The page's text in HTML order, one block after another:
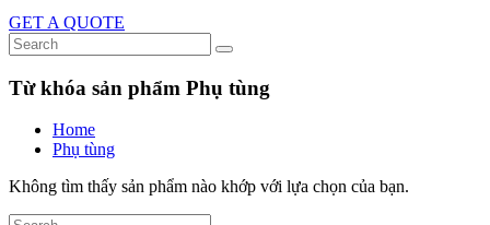
GET A QUOTE
Từ khóa sản phẩm Phụ tùng
Home
Phụ tùng
Không tìm thấy sản phẩm nào khớp với lựa chọn của bạn.